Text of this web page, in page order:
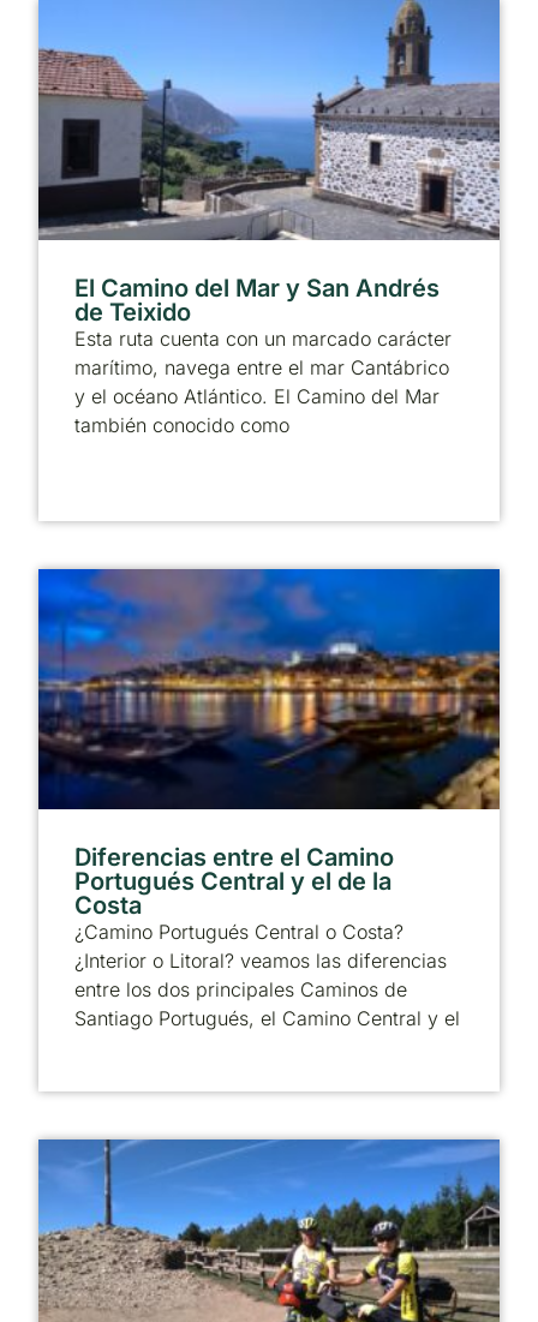
El Camino del Mar y San Andrés
de Teixido
Esta ruta cuenta con un marcado carácter
marítimo, navega entre el mar Cantábrico
y el océano Atlántico. El Camino del Mar
también conocido como
Diferencias entre el Camino
Portugués Central y el de la
Costa
¿Camino Portugués Central o Costa?
¿Interior o Litoral? veamos las diferencias
entre los dos principales Caminos de
Santiago Portugués, el Camino Central y el